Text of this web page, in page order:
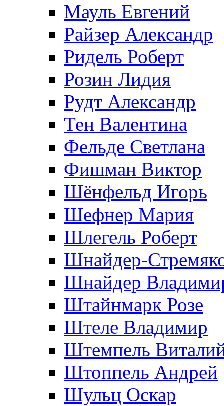
Мауль Евгений
Райзер Александр
Ридель Роберт
Розин Лидия
Рудт Александр
Тен Валентина
Фельде Светлана
Фишман Виктор
Шёнфельд Игорь
Шефнер Мария
Шлегель Роберт
Шнайдер-
Шнайдер
Штайнмарк Розe
Штеле Владимир
Штемпель
Штоппель Андрей
Шульц Оскар